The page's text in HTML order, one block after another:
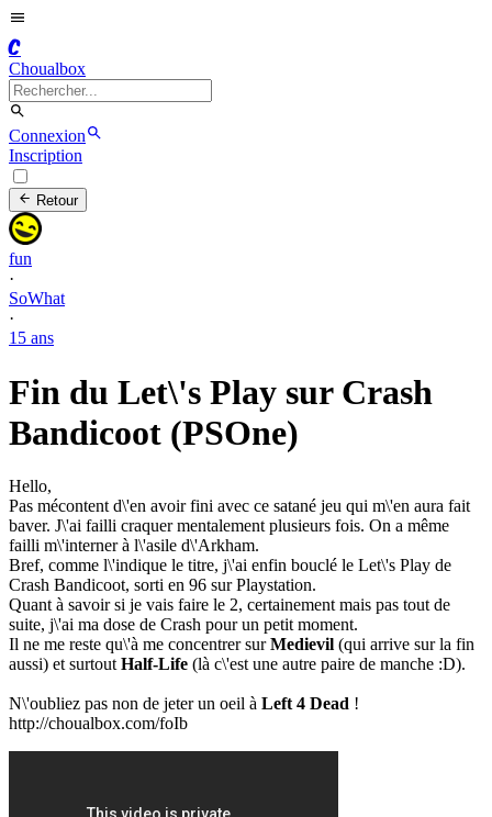
C
Choualbox
Connexion
Inscription
Retour
fun
·
SoWhat
·
15 ans
Fin du Let\'s Play sur Crash
Bandicoot (PSOne)
Hello,
Pas mécontent d\'en avoir fini avec ce satané jeu qui m\'en aura fait
baver. J\'ai failli craquer mentalement plusieurs fois. On a même
failli m\'interner à l\'asile d\'Arkham.
Bref, comme l\'indique le titre, j\'ai enfin bouclé le Let\'s Play de
Crash Bandicoot, sorti en 96 sur Playstation.
Quant à savoir si je vais faire le 2, certainement mais pas tout de
suite, j\'ai ma dose de Crash pour un petit moment.
Il ne me reste qu\'à me concentrer surMedievil (qui arrive sur la fin
aussi) et surtout Half-Life (là c\'est une autre paire de manche :D).
N\'oubliez pas non de jeter un oeil à Left 4 Dead !
http://choualbox.com/foIb